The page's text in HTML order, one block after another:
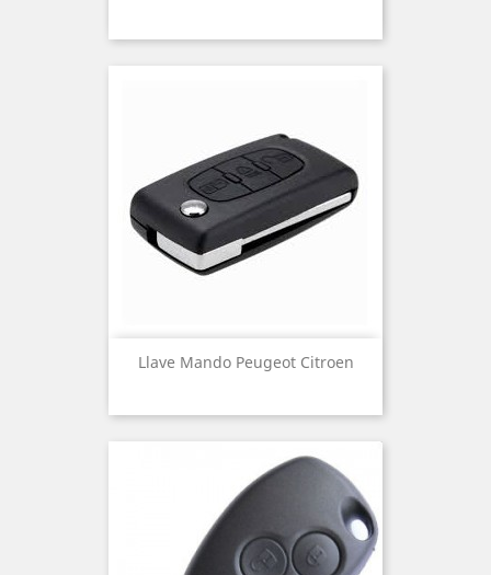
Llave Mando Peugeot Citroen